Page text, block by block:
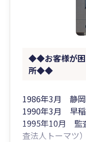
◆◆お客様が困
所◆◆
1986年3月 静岡
1990年3月 早稲
1995年10月 監
査法人トーマツ